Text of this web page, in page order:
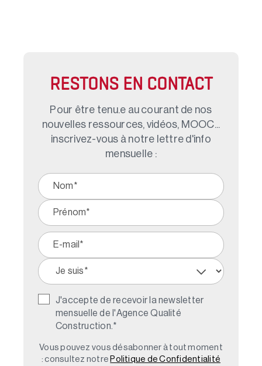
RESTONS EN CONTACT
Pour être tenu.e au courant de nos
nouvelles ressources, vidéos, MOOC...
inscrivez-vous à notre lettre d'info
mensuelle :
J'accepte de recevoir la newsletter
mensuelle de l'Agence Qualité
Construction. *
Vous pouvez vous désabonner à tout moment
: consultez notre Politique de Confidentialité